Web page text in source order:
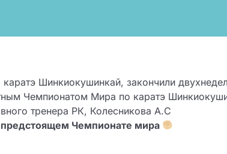
Шинкиокушинкай, закончили
Чемпионатом Мира по каратэ
тренера РК, Колесникова А.С
Чемпионате мира